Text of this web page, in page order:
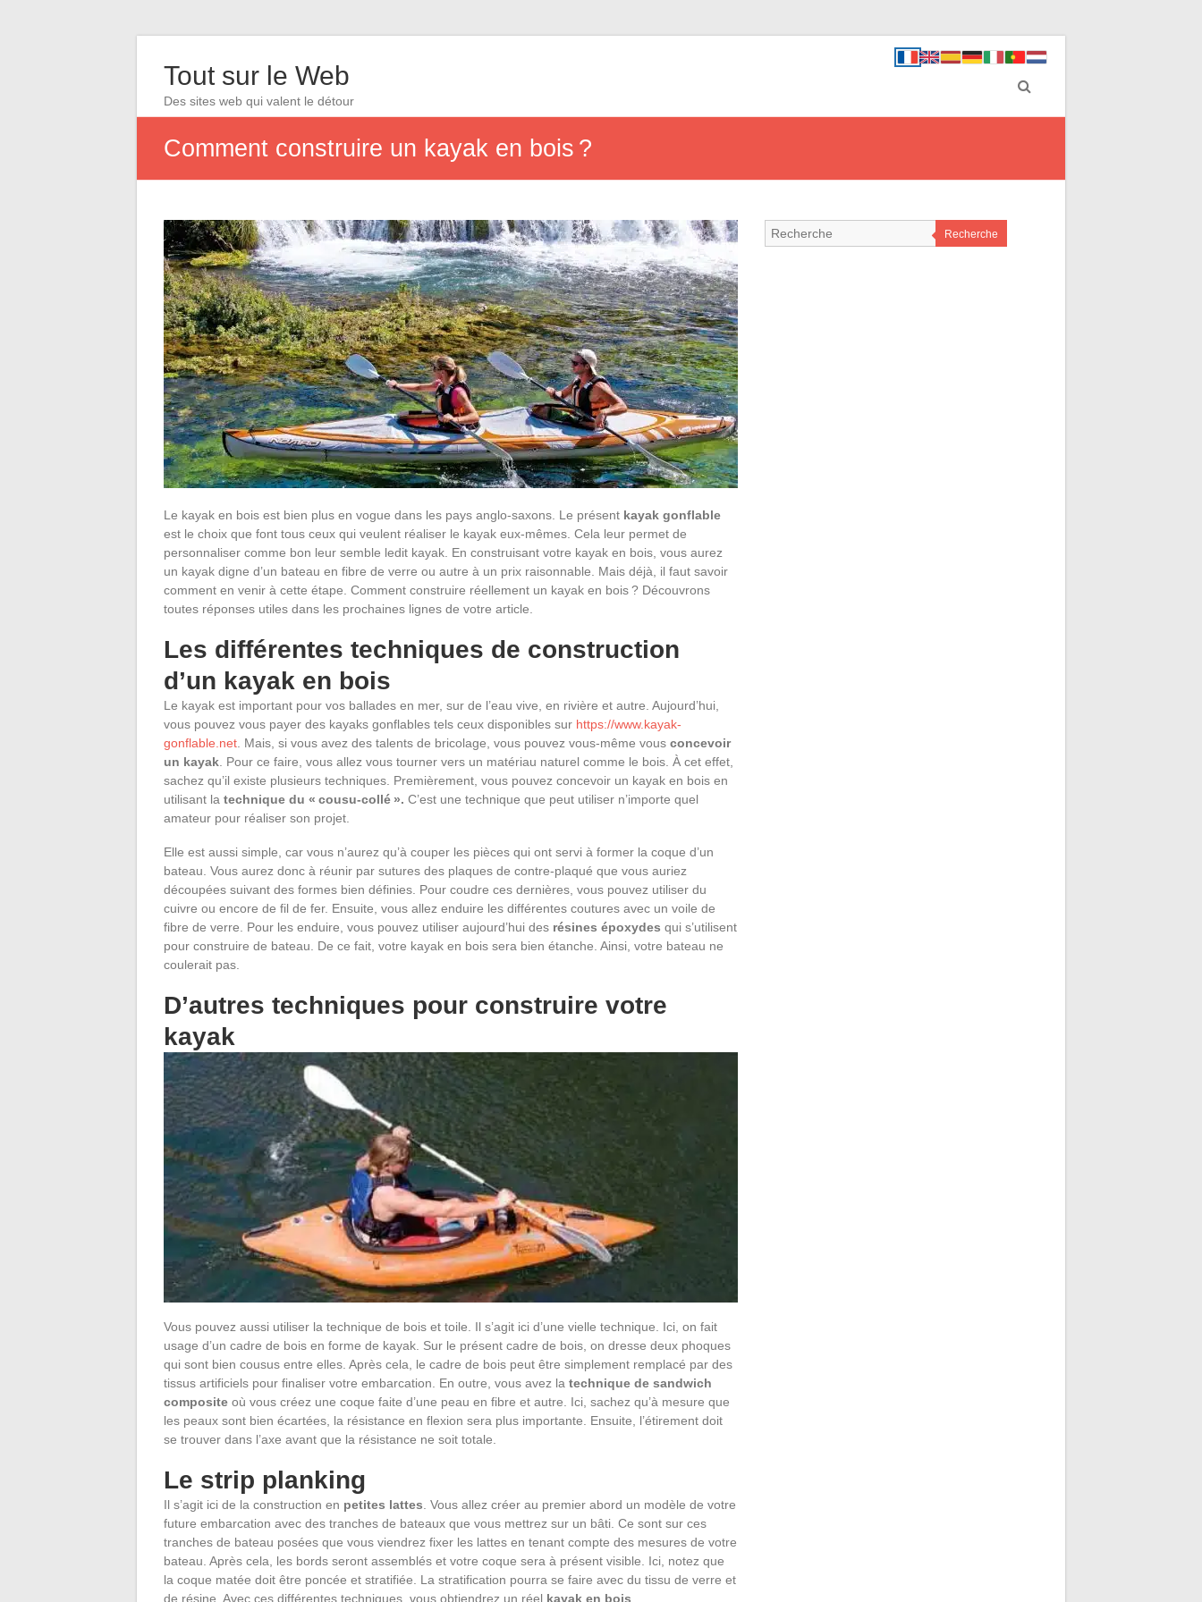
Tout sur le Web
Des sites web qui valent le détour
Comment construire un kayak en bois ?
Le kayak en bois est bien plus en vogue dans les pays anglo-saxons. Le présent kayak gonflable
est le choix que font tous ceux qui veulent réaliser le kayak eux-mêmes. Cela leur permet de
personnaliser comme bon leur semble ledit kayak. En construisant votre kayak en bois, vous aurez
un kayak digne d’un bateau en fibre de verre ou autre à un prix raisonnable. Mais déjà, il faut savoir
comment en venir à cette étape. Comment construire réellement un kayak en bois ? Découvrons
toutes réponses utiles dans les prochaines lignes de votre article.
Les différentes techniques de construction
d’un kayak en bois
Le kayak est important pour vos ballades en mer, sur de l’eau vive, en rivière et autre. Aujourd’hui,
vous pouvez vous payer des kayaks gonflables tels ceux disponibles sur https://www.kayak-
gonflable.net . Mais, si vous avez des talents de bricolage, vous pouvez vous-même vous concevoir
un kayak . Pour ce faire, vous allez vous tourner vers un matériau naturel comme le bois. À cet effet,
sachez qu’il existe plusieurs techniques. Premièrement, vous pouvez concevoir un kayak en bois en
utilisant la technique du « cousu-collé ». C’est une technique que peut utiliser n’importe quel
amateur pour réaliser son projet.
Elle est aussi simple, car vous n’aurez qu’à couper les pièces qui ont servi à former la coque d’un
bateau. Vous aurez donc à réunir par sutures des plaques de contre-plaqué que vous auriez
découpées suivant des formes bien définies. Pour coudre ces dernières, vous pouvez utiliser du
cuivre ou encore de fil de fer. Ensuite, vous allez enduire les différentes coutures avec un voile de
fibre de verre. Pour les enduire, vous pouvez utiliser aujourd’hui des résines époxydes qui s’utilisent
pour construire de bateau. De ce fait, votre kayak en bois sera bien étanche. Ainsi, votre bateau ne
coulerait pas.
D’autres techniques pour construire votre
kayak
Vous pouvez aussi utiliser la technique de bois et toile. Il s’agit ici d’une vielle technique. Ici, on fait
usage d’un cadre de bois en forme de kayak. Sur le présent cadre de bois, on dresse deux phoques
qui sont bien cousus entre elles. Après cela, le cadre de bois peut être simplement remplacé par des
tissus artificiels pour finaliser votre embarcation. En outre, vous avez la technique de sandwich
composite où vous créez une coque faite d’une peau en fibre et autre. Ici, sachez qu’à mesure que
les peaux sont bien écartées, la résistance en flexion sera plus importante. Ensuite, l’étirement doit
se trouver dans l’axe avant que la résistance ne soit totale.
Le strip planking
Il s’agit ici de la construction en petites lattes . Vous allez créer au premier abord un modèle de votre
future embarcation avec des tranches de bateaux que vous mettrez sur un bâti. Ce sont sur ces
tranches de bateau posées que vous viendrez fixer les lattes en tenant compte des mesures de votre
bateau. Après cela, les bords seront assemblés et votre coque sera à présent visible. Ici, notez que
la coque matée doit être poncée et stratifiée. La stratification pourra se faire avec du tissu de verre et
de résine. Avec ces différentes techniques, vous obtiendrez un réel kayak en bois
Recherche